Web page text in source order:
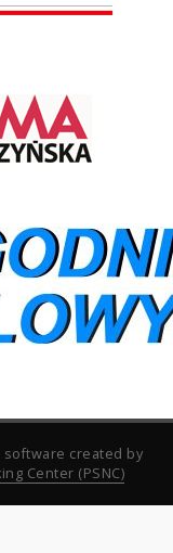
software created by
Center (PSNC)